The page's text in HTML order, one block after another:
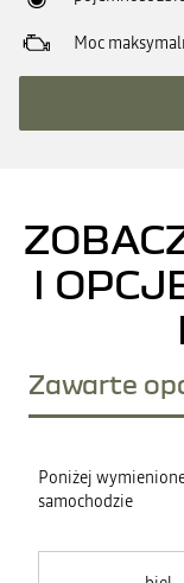
Moc
I
Zawarte
Poniżej
samochodzie